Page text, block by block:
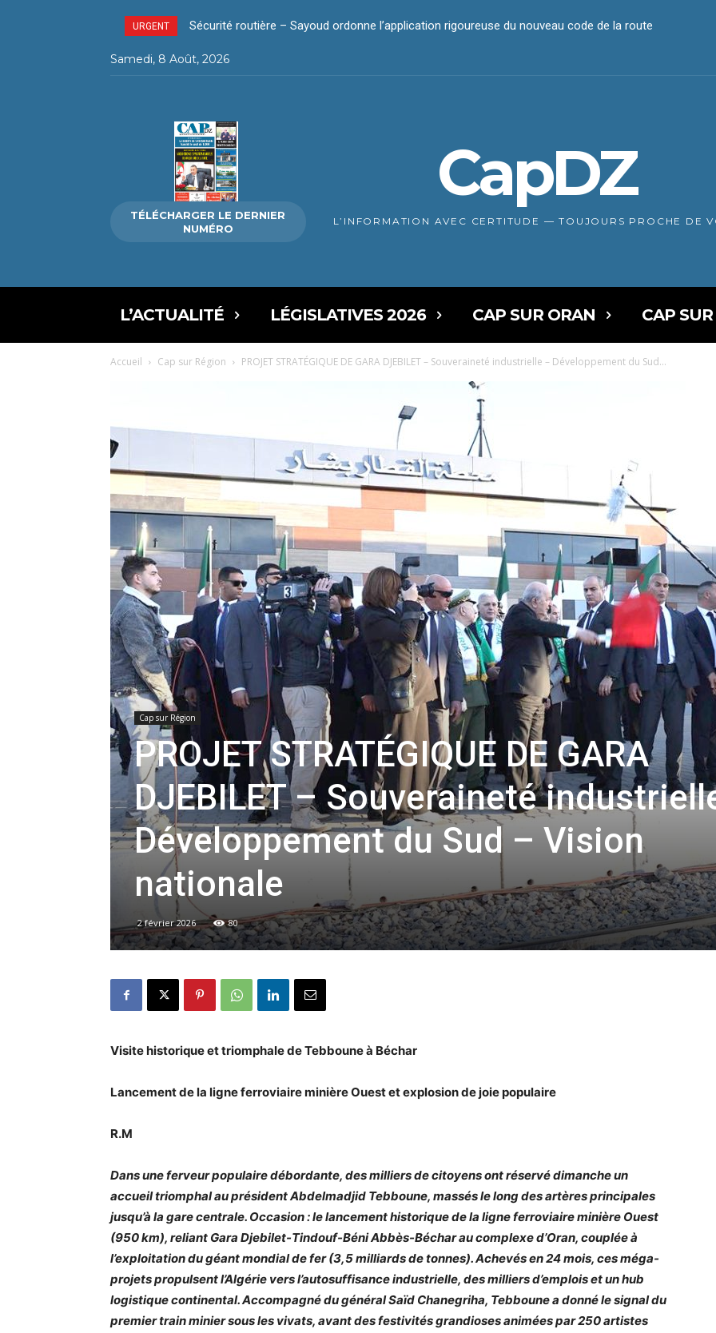
URGENT Sécurité routière – Sayoud ordonne l’application rigoureuse du nouveau code de la route
La révolution silencieuse du paiement électronique
Samedi, 8 Août, 2026
TÉLÉCHARGER LE DERNIER
NUMÉRO
CapDZ
L’INFORMATION AVEC CERTITUDE — TOUJOURS PROCHE DE
L’ACTUALITÉ LÉGISLATIVES 2026 CAP SUR ORAN CAP
Accueil Cap sur Région PROJET STRATÉGIQUE DE GARA DJEBILET – Souveraineté industrielle – Développement du Sud...
Cap sur Région
PROJET STRATÉGIQUE DE GARA
DJEBILET – Souveraineté
Développement du Sud – Vision
nationale
2 février 2026 80
Visite historique et triomphale de Tebboune à Béchar
Lancement de la ligne ferroviaire minière Ouest et explosion de joie populaire
R.M
Dans une ferveur populaire débordante, des milliers de citoyens ont réservé dimanche un
accueil triomphal au président Abdelmadjid Tebboune, massés le long des artères principales
jusqu’à la gare centrale. Occasion : le lancement historique de la ligne ferroviaire minière Ouest
(950 km), reliant Gara Djebilet-Tindouf-Béni Abbès-Béchar au complexe d’Oran, couplée à
l’exploitation du géant mondial de fer (3,5 milliards de tonnes). Achevés en 24 mois, ces méga-
projets propulsent l’Algérie vers l’autosuffisance industrielle, des milliers d’emplois et un hub
logistique continental. Accompagné du général Saïd Chanegriha, Tebboune a donné le signal du
premier train minier sous les vivats, avant des festivités grandioses animées par 250 artistes